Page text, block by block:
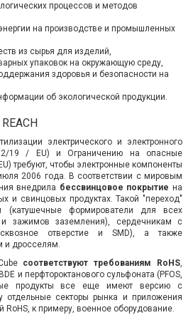
процессов и методов
на производстве и промышленных
из сырья для изделий,
упаковок на окружающую среду,
здоровья и безопасности на
об экологической продукции.
электрического и электронного
19 / EU) и Ограничению на опасные
требуют, чтобы электронные компоненты
2006 года. В соответствии с мировым
внедрила бессвинцовое покрытие на
и свинцовых продуктах. Такой "переход"
(катушечные формирователи для всех
зажимов заземления), сердечникам с
отверстие и SMD), а также
и дросселям.
соответствуют требованиям RoHS,
и перфтороктанового сульфоната (PFOS,
продукты все еще имеют версию с
отдельные секторы рынка и приложения
к примеру, военное оборудование.